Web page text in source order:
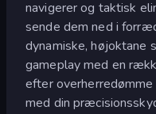
navigerer og taktisk
sende dem ned i
dynamiske, højoktane
gameplay med en
efter
med din